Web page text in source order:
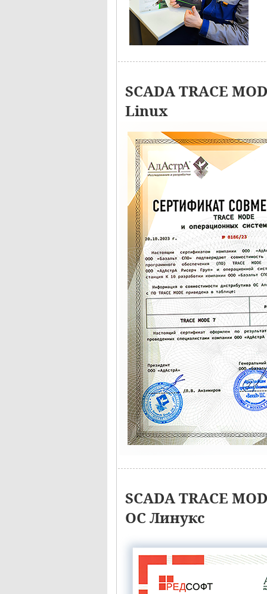
SCADA TRACE
Linux
SCADA TRACE
ОС Линукс